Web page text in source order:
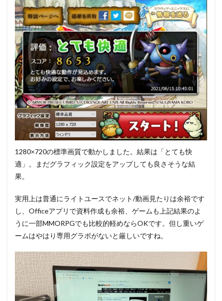
1280×720の標準画質で動かしました。結果は「とても快
適」。まだグラフィック設定をアップしても良さそうな結
果。
実用上は普通にライトユースでネット/動画見たりは余裕です
し、Officeアプリで資料作成も余裕、ゲームも上記結果のよ
うに一部MMORPGでも比較的軽めならOKです。但し重いゲ
ームはやはり専用グラボがないと厳しいですね。